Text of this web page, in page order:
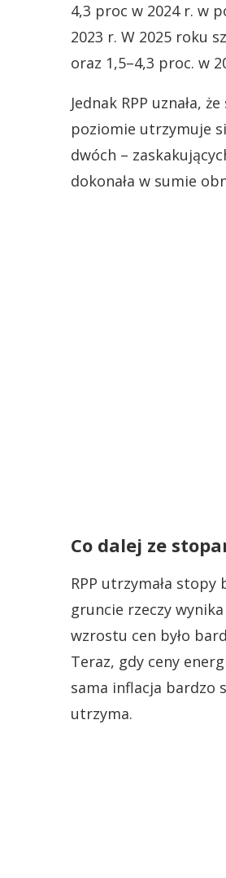
4,3 proc w 2024 r. w
2023 r. W 2025 roku
oraz 1,5–4,3 proc. w
Jednak RPP uznała,
poziomie utrzymuje
dwóch –
dokonała w sumie
Co dalej ze
RPP utrzymała
gruncie rzeczy
wzrostu cen było
Teraz, gdy ceny
sama inflacja bardzo
utrzyma.